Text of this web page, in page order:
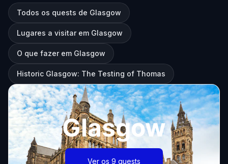
Todos os quests de Glasgow
Lugares a visitar em Glasgow
O que fazer em Glasgow
Historic Glasgow: The Testing of Thomas
Glasgow
Ver os 9 quests